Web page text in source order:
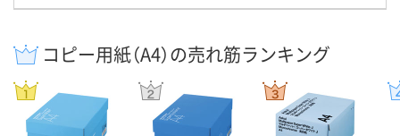
コピー用紙（A4）の売れ筋ランキング